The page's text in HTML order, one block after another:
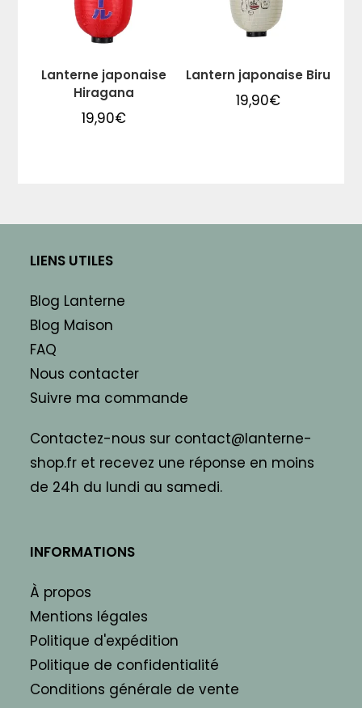
Lanterne japonaise
Hiragana
19,90€
Lantern japonaise Biru
19,90€
LIENS UTILES
Blog Lanterne
Blog Maison
FAQ
Nous contacter
Suivre ma commande
Contactez-nous sur contact@lanterne-
shop.fr et recevez une réponse en moins
de 24h du lundi au samedi.
INFORMATIONS
À propos
Mentions légales
Politique d'expédition
Politique de confidentialité
Conditions générale de vente